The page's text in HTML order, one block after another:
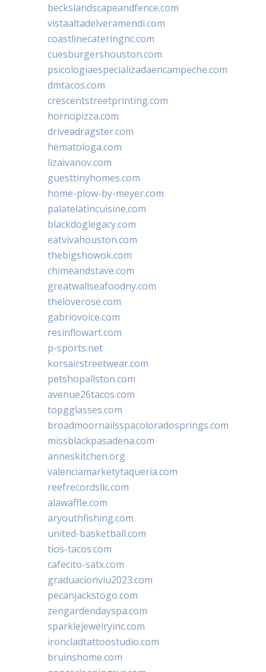
beckslandscapeandfence.com
vistaaltadelveramendi.com
coastlinecateringnc.com
cuesburgershouston.com
psicologiaespecializadaencampeche.com
dmtacos.com
crescentstreetprinting.com
hornopizza.com
driveadragster.com
hematologa.com
lizaivanov.com
guesttinyhomes.com
home-plow-by-meyer.com
palatelatincuisine.com
blackdoglegacy.com
eatvivahouston.com
thebigshowok.com
chimeandstave.com
greatwallseafoodny.com
theloverose.com
gabriovoice.com
resinflowart.com
p-sports.net
korsairstreetwear.com
petshopallston.com
avenue26tacos.com
topgglasses.com
broadmoornailsspacoloradosprings.com
missblackpasadena.com
anneskitchen.org
valenciamarketytaqueria.com
reefrecordsllc.com
alawaffle.com
aryouthfishing.com
united-basketball.com
tios-tacos.com
cafecito-satx.com
graduacionviu2023.com
pecanjackstogo.com
zengardendayspa.com
sparklejewelryinc.com
ironcladtattoostudio.com
bruinshome.com